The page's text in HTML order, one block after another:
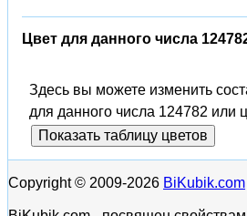
Цвет для данного числа
Здесь вы можете изменить
для данного числа 124782 или
Показать таблицу цветов
Copyright © 2009-2026 BiKubik.com